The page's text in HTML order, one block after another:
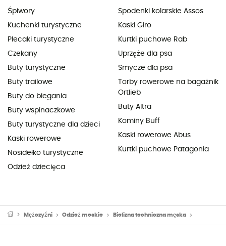
Śpiwory
Kuchenki turystyczne
Plecaki turystyczne
Czekany
Buty turystyczne
Buty trailowe
Buty do biegania
Buty wspinaczkowe
Buty turystyczne dla dzieci
Kaski rowerowe
Nosidełko turystyczne
Odzież dziecięca
Spodenki kolarskie Assos
Kaski Giro
Kurtki puchowe Rab
Uprzęże dla psa
Smycze dla psa
Torby rowerowe na bagażnik
Ortlieb
Buty Altra
Kominy Buff
Kaski rowerowe Abus
Kurtki puchowe Patagonia
Mężczyźni Odzież meskie Bielizna techniczna męska